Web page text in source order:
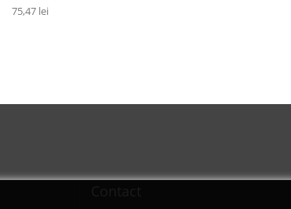
75,47 lei